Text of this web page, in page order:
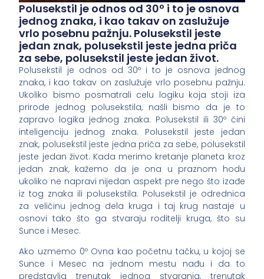
Polusekstil je odnos od 30º i to je osnova
jednog znaka, i kao takav on zaslužuje
vrlo posebnu pažnju. Polusekstil jeste
jedan znak, polusekstil jeste jedna priča
za sebe, polusekstil jeste jedan život.
Polusekstil je odnos od 30º i to je osnova jednog
znaka, i kao takav on zaslužuje vrlo posebnu pažnju.
Ukoliko bismo posmatrali celu logiku koja stoji iza
prirode jednog polusekstila, našli bismo da je to
zapravo logika jednog znaka. Polusekstil ili 30º čini
inteligenciju jednog znaka. Polusekstil jeste jedan
znak, polusekstil jeste jedna priča za sebe, polusekstil
jeste jedan život. Kada merimo kretanje planeta kroz
jedan znak, kažemo da je ona u praznom hodu
ukoliko ne napravi nijedan aspekt pre nego što izađe
iz tog znaka ili polusekstila. Polusekstil je odrednica
za veličinu jednog dela kruga i taj krug nastaje u
osnovi tako što ga stvaraju roditelji kruga, što su
Sunce i Mesec.
Ako uzmemo 0º Ovna kao početnu tačku, u kojoj se
Sunce i Mesec na jednom mestu nađu i da to
predstavlja trenutak jednog stvaranja, trenutak